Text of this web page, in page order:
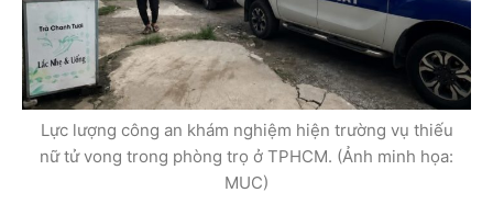
Lực lượng công an khám nghiệm hiện trường vụ thiếu
nữ tử vong trong phòng trọ ở TPHCM. (Ảnh minh họa:
MUC)